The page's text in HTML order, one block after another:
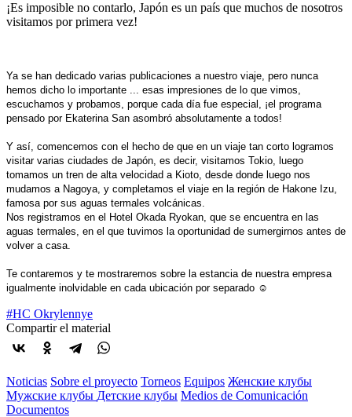
¡Es imposible no contarlo, Japón es un país que muchos de nosotros
visitamos por primera vez!
Ya se han dedicado varias publicaciones a nuestro viaje, pero nunca
hemos dicho lo importante ... esas impresiones de lo que vimos,
escuchamos y probamos, porque cada día fue especial, ¡el programa
pensado por Ekaterina San asombró absolutamente a todos!
Y así, comencemos con el hecho de que en un viaje tan corto logramos
visitar varias ciudades de Japón, es decir, visitamos Tokio, luego
tomamos un tren de alta velocidad a Kioto, desde donde luego nos
mudamos a Nagoya, y completamos el viaje en la región de Hakone Izu,
famosa por sus aguas termales volcánicas.
Nos registramos en el Hotel Okada Ryokan, que se encuentra en las
aguas termales, en el que tuvimos la oportunidad de sumergirnos antes de
volver a casa.
Te contaremos y te mostraremos sobre la estancia de nuestra empresa
igualmente inolvidable en cada ubicación por separado ☺️
#HC Okrylennye
Compartir el material
Noticias Sobre el proyecto Torneos Equipos Женские клубы
Мужские клубы Детские клубы Medios de Comunicación
Documentos